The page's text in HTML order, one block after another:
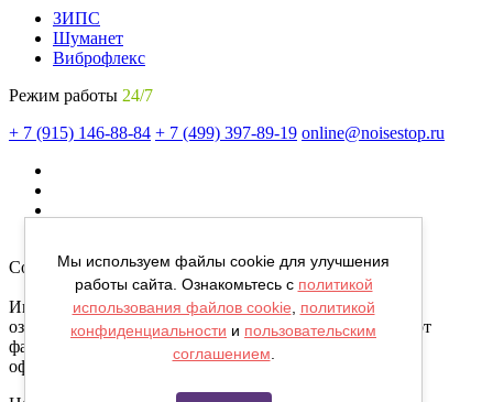
ЗИПС
Шуманет
Виброфлекс
Режим работы 24/7
+ 7 (915) 146-88-84 + 7 (499) 397-89-19 online@noisestop.ru
Copyright © noisestop.ru 2026.
Информация о товарах на сайте приведена в целях
ознакомленияя. Фотографии, цвета могут отличаться от
фактических характеристик и не являются публичной
офертой.
Мы используем файлы cookie для улучшения
работы сайта. Ознакомьтесь с политикой
использования файлов cookie
политикой
конфиденциальности и пользовательским
соглашением